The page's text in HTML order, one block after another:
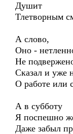
Душит
Тлетворным
А слово,
Оно -
Не
Сказал и уже
О работе или
А в субботу
Я поспешно
Даже забыл